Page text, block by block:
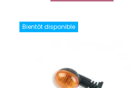
Bientôt disponible